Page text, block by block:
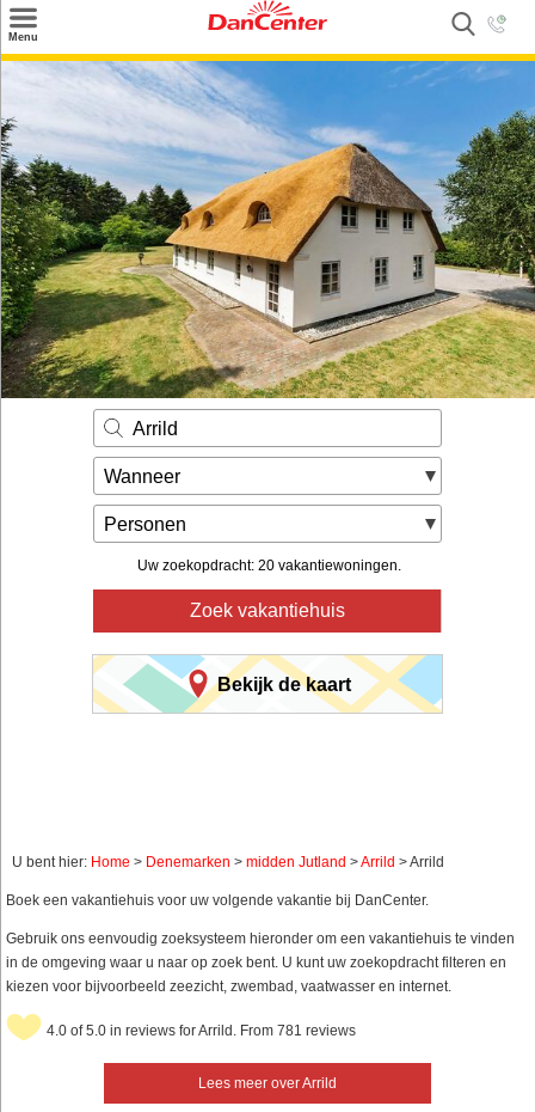
Menu
Zoeken
Informatie over
Service
Kontakt
Arrild
Wanneer
Personen
Uw zoekopdracht: 20 vakantiewoningen.
Zoek vakantiehuis
Bekijk de kaart
U bent hier: Home > Denemarken > midden Jutland >Arrild > Arrild
Boek een vakantiehuis voor uw volgende vakantie bij DanCenter.
Gebruik ons eenvoudig zoeksysteem hieronder om een vakantiehuis te vinden
in de omgeving waar u naar op zoek bent. U kunt uw zoekopdracht filteren en
kiezen voor bijvoorbeeld zeezicht, zwembad, vaatwasser en internet.
Lees meer over Arrild
4.0 of 5.0 in reviews for Arrild. From 781 reviews